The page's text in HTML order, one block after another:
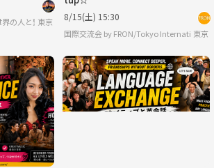
界の人と繋りたい」違う世界見てみたい方は必見 ※英語喋
東京 8/15(土) 15:30
東京